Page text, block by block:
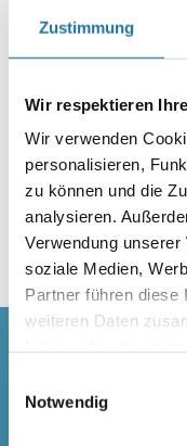
Zustimmung
Wir respektieren
Wir verwenden
personalisieren,
zu können und die
analysieren.
Verwendung
soziale Medien,
Partner führen diese
weiteren Daten
unserer
Notwendig
garantieren
MEHR ERFAHREN >
Entdecken